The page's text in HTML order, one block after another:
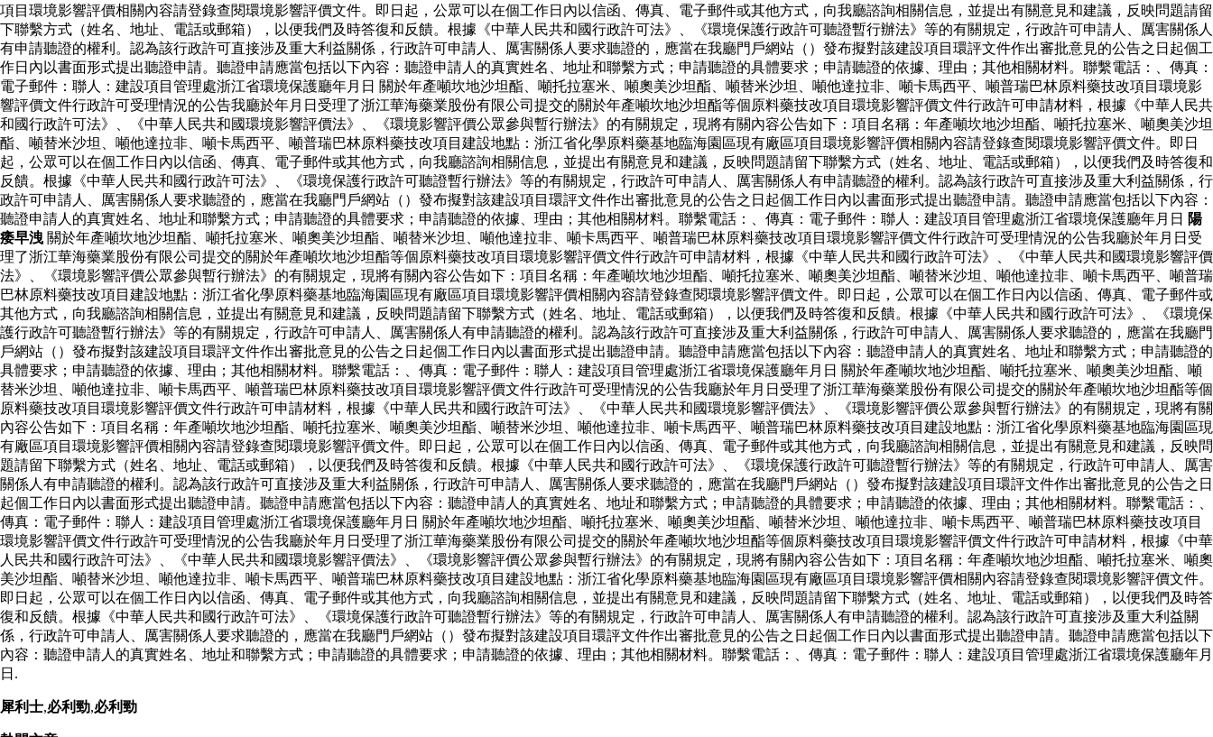
項目環境影響評價相關內容請登錄查閱環境影響評價文件。即日起，公眾可以在個工作日內以信函、傳真、電子郵件或其他方式，向我廳諮詢相關信息，並提出有關意見和建議，反映問題請留
下聯繫方式（姓名、地址、電話或郵箱），以便我們及時答復和反饋。根據《中華人民共和國行政許可法》、《環境保護行政許可聽證暫行辦法》等的有關規定，行政許可申請人、厲害關係人
有申請聽證的權利。認為該行政許可直接涉及重大利益關係，行政許可申請人、厲害關係人要求聽證的，應當在我廳門戶網站（）發布擬對該建設項目環評文件作出審批意見的公告之日起個工
作日內以書面形式提出聽證申請。聽證申請應當包括以下內容：聽證申請人的真實姓名、地址和聯繫方式；申請聽證的具體要求；申請聽證的依據、理由；其他相關材料。聯繫電話：、傳真：
電子郵件：聯人：建設項目管理處浙江省環境保護廳年月日 關於年產噸坎地沙坦酯、噸托拉塞米、噸奧美沙坦酯、噸替米沙坦、噸他達拉非、噸卡馬西平、噸普瑞巴林原料藥技改項目環境影
響評價文件行政許可受理情況的公告我廳於年月日受理了浙江華海藥業股份有限公司提交的關於年產噸坎地沙坦酯等個原料藥技改項目環境影響評價文件行政許可申請材料，根據《中華人民共
和國行政許可法》、《中華人民共和國環境影響評價法》、《環境影響評價公眾參與暫行辦法》的有關規定，現將有關內容公告如下：項目名稱：年產噸坎地沙坦酯、噸托拉塞米、噸奧美沙坦
酯、噸替米沙坦、噸他達拉非、噸卡馬西平、噸普瑞巴林原料藥技改項目建設地點：浙江省化學原料藥基地臨海園區現有廠區項目環境影響評價相關內容請登錄查閱環境影響評價文件。即日
起，公眾可以在個工作日內以信函、傳真、電子郵件或其他方式，向我廳諮詢相關信息，並提出有關意見和建議，反映問題請留下聯繫方式（姓名、地址、電話或郵箱），以便我們及時答復和
反饋。根據《中華人民共和國行政許可法》、《環境保護行政許可聽證暫行辦法》等的有關規定，行政許可申請人、厲害關係人有申請聽證的權利。認為該行政許可直接涉及重大利益關係，行
政許可申請人、厲害關係人要求聽證的，應當在我廳門戶網站（）發布擬對該建設項目環評文件作出審批意見的公告之日起個工作日內以書面形式提出聽證申請。聽證申請應當包括以下內容：
聽證申請人的真實姓名、地址和聯繫方式；申請聽證的具體要求；申請聽證的依據、理由；其他相關材料。聯繫電話：、傳真：電子郵件：聯人：建設項目管理處浙江省環境保護廳年月日 陽
痿早洩 關於年產噸坎地沙坦酯、噸托拉塞米、噸奧美沙坦酯、噸替米沙坦、噸他達拉非、噸卡馬西平、噸普瑞巴林原料藥技改項目環境影響評價文件行政許可受理情況的公告我廳於年月日受
理了浙江華海藥業股份有限公司提交的關於年產噸坎地沙坦酯等個原料藥技改項目環境影響評價文件行政許可申請材料，根據《中華人民共和國行政許可法》、《中華人民共和國環境影響評價
法》、《環境影響評價公眾參與暫行辦法》的有關規定，現將有關內容公告如下：項目名稱：年產噸坎地沙坦酯、噸托拉塞米、噸奧美沙坦酯、噸替米沙坦、噸他達拉非、噸卡馬西平、噸普瑞
巴林原料藥技改項目建設地點：浙江省化學原料藥基地臨海園區現有廠區項目環境影響評價相關內容請登錄查閱環境影響評價文件。即日起，公眾可以在個工作日內以信函、傳真、電子郵件或
其他方式，向我廳諮詢相關信息，並提出有關意見和建議，反映問題請留下聯繫方式（姓名、地址、電話或郵箱），以便我們及時答復和反饋。根據《中華人民共和國行政許可法》、《環境保
護行政許可聽證暫行辦法》等的有關規定，行政許可申請人、厲害關係人有申請聽證的權利。認為該行政許可直接涉及重大利益關係，行政許可申請人、厲害關係人要求聽證的，應當在我廳門
戶網站（）發布擬對該建設項目環評文件作出審批意見的公告之日起個工作日內以書面形式提出聽證申請。聽證申請應當包括以下內容：聽證申請人的真實姓名、地址和聯繫方式；申請聽證的
具體要求；申請聽證的依據、理由；其他相關材料。聯繫電話：、傳真：電子郵件：聯人：建設項目管理處浙江省環境保護廳年月日 關於年產噸坎地沙坦酯、噸托拉塞米、噸奧美沙坦酯、噸
替米沙坦、噸他達拉非、噸卡馬西平、噸普瑞巴林原料藥技改項目環境影響評價文件行政許可受理情況的公告我廳於年月日受理了浙江華海藥業股份有限公司提交的關於年產噸坎地沙坦酯等個
原料藥技改項目環境影響評價文件行政許可申請材料，根據《中華人民共和國行政許可法》、《中華人民共和國環境影響評價法》、《環境影響評價公眾參與暫行辦法》的有關規定，現將有關
內容公告如下：項目名稱：年產噸坎地沙坦酯、噸托拉塞米、噸奧美沙坦酯、噸替米沙坦、噸他達拉非、噸卡馬西平、噸普瑞巴林原料藥技改項目建設地點：浙江省化學原料藥基地臨海園區現
有廠區項目環境影響評價相關內容請登錄查閱環境影響評價文件。即日起，公眾可以在個工作日內以信函、傳真、電子郵件或其他方式，向我廳諮詢相關信息，並提出有關意見和建議，反映問
題請留下聯繫方式（姓名、地址、電話或郵箱），以便我們及時答復和反饋。根據《中華人民共和國行政許可法》、《環境保護行政許可聽證暫行辦法》等的有關規定，行政許可申請人、厲害
關係人有申請聽證的權利。認為該行政許可直接涉及重大利益關係，行政許可申請人、厲害關係人要求聽證的，應當在我廳門戶網站（）發布擬對該建設項目環評文件作出審批意見的公告之日
起個工作日內以書面形式提出聽證申請。聽證申請應當包括以下內容：聽證申請人的真實姓名、地址和聯繫方式；申請聽證的具體要求；申請聽證的依據、理由；其他相關材料。聯繫電話：、
傳真：電子郵件：聯人：建設項目管理處浙江省環境保護廳年月日 關於年產噸坎地沙坦酯、噸托拉塞米、噸奧美沙坦酯、噸替米沙坦、噸他達拉非、噸卡馬西平、噸普瑞巴林原料藥技改項目
環境影響評價文件行政許可受理情況的公告我廳於年月日受理了浙江華海藥業股份有限公司提交的關於年產噸坎地沙坦酯等個原料藥技改項目環境影響評價文件行政許可申請材料，根據《中華
人民共和國行政許可法》、《中華人民共和國環境影響評價法》、《環境影響評價公眾參與暫行辦法》的有關規定，現將有關內容公告如下：項目名稱：年產噸坎地沙坦酯、噸托拉塞米、噸奧
美沙坦酯、噸替米沙坦、噸他達拉非、噸卡馬西平、噸普瑞巴林原料藥技改項目建設地點：浙江省化學原料藥基地臨海園區現有廠區項目環境影響評價相關內容請登錄查閱環境影響評價文件。
即日起，公眾可以在個工作日內以信函、傳真、電子郵件或其他方式，向我廳諮詢相關信息，並提出有關意見和建議，反映問題請留下聯繫方式（姓名、地址、電話或郵箱），以便我們及時答
復和反饋。根據《中華人民共和國行政許可法》、《環境保護行政許可聽證暫行辦法》等的有關規定，行政許可申請人、厲害關係人有申請聽證的權利。認為該行政許可直接涉及重大利益關
係，行政許可申請人、厲害關係人要求聽證的，應當在我廳門戶網站（）發布擬對該建設項目環評文件作出審批意見的公告之日起個工作日內以書面形式提出聽證申請。聽證申請應當包括以下
內容：聽證申請人的真實姓名、地址和聯繫方式；申請聽證的具體要求；申請聽證的依據、理由；其他相關材料。聯繫電話：、傳真：電子郵件：聯人：建設項目管理處浙江省環境保護廳年月
日.
犀利士,必利勁,必利勁